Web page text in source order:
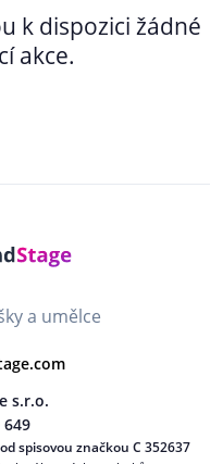
k dispozici žádné
akce.
a umělce
s.r.o.
649
spisovou značkou C 352637